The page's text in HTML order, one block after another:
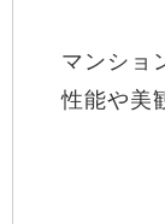
マンショ
性能や美